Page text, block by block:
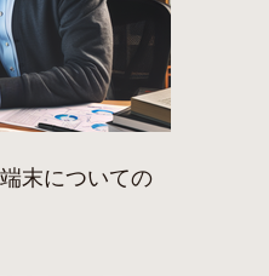
末についての